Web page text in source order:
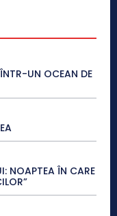
UN OCEAN DE
NOAPTEA ÎN CARE